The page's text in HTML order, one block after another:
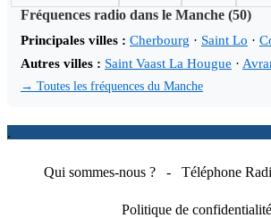
Fréquences radio dans le Manche (50)
Principales villes : Cherbourg · Saint Lo ·
Autres villes : Saint Vaast La Hougue ·
→ Toutes les fréquences du Manche
.
Qui sommes-nous ? - Téléphone
Politique de confidentialité